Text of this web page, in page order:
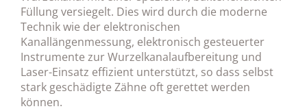
Füllung versiegelt. Dies wird durch die moderne
Technik wie der elektronischen
Kanallängenmessung, elektronisch gesteuerter
Instrumente zur Wurzelkanalaufbereitung und
Laser-Einsatz effizient unterstützt, so dass selbst
stark geschädigte Zähne oft gerettet werden
können.